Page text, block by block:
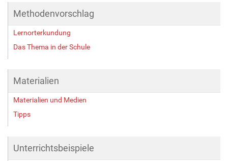
o
l
l
e
ö
ß
…
Methodenvorschlag
Lernorterkundung
Das Thema in der Schule
Materialien
Materialien und Medien
Tipps
Unterrichtsbeispiele